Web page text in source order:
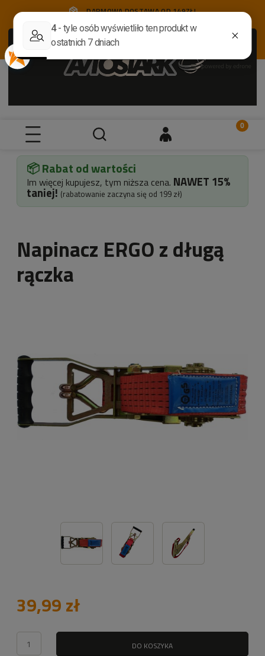
DARMOWA DOSTAWA OD 149ZŁ!
📦 Rabat od wartości
Im więcej kupujesz, tym niższa cena. NAWET 15%
taniej! (rabatowanie zaczyna się od 199 zł)
Napinacz ERGO z długą
rączka
39,99 zł
DO KOSZYKA